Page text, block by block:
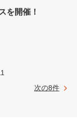
を開催！
次の8件